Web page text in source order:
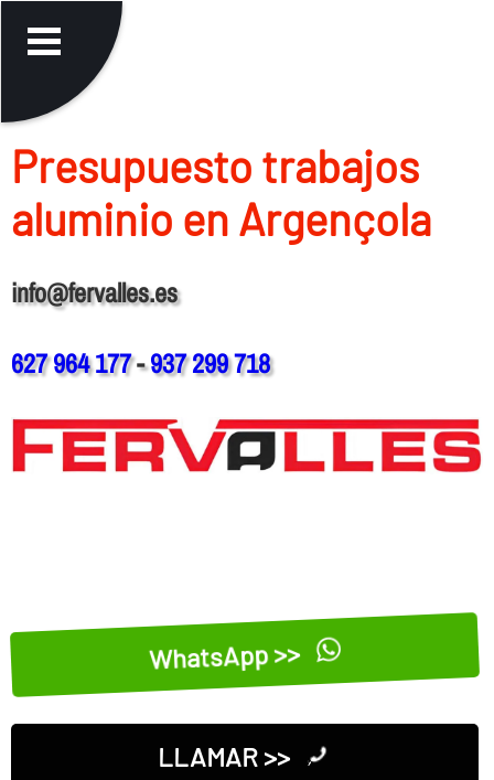
Presupuesto trabajos
aluminio en Argençola
info@fervalles.es
627 964 177-937 299 718
WhatsApp >>
LLAMAR >>